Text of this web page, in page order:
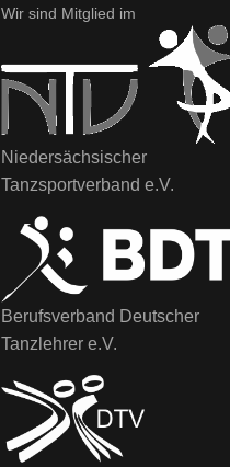
Wir sind Mitglied im
Niedersächsischer
Tanzsportverband e.V.
Berufsverband Deutscher
Tanzlehrer e.V.